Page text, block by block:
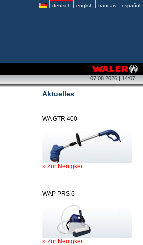
deutsch english français español
07.08.2026 | 14:07
Aktuelles
WA GTR 400
» Zur Neuigkeit
WAP PRS 6
» Zur Neuigkeit